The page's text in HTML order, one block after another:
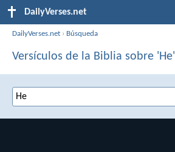
DailyVerses.net
DailyVerses.net › Búsqueda
Versículos de la Biblia sobre 'He'